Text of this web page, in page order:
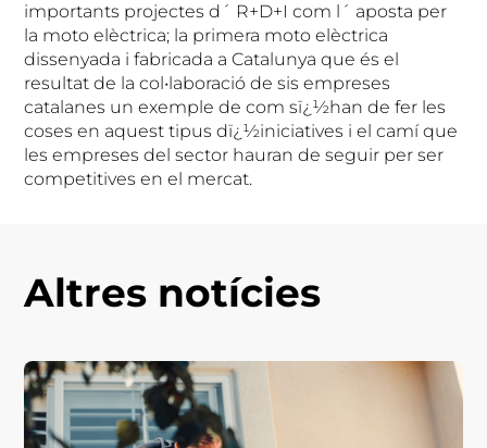
importants projectes d´ R+D+I com l´ aposta per
la moto elèctrica; la primera moto elèctrica
dissenyada i fabricada a Catalunya que és el
resultat de la col•laboració de sis empreses
catalanes un exemple de com sï¿½han de fer les
coses en aquest tipus dï¿½iniciatives i el camí que
les empreses del sector hauran de seguir per ser
competitives en el mercat.
Altres notícies